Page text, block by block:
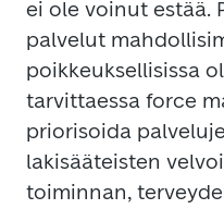
ei ole voinut estää.
palvelut
poikkeuksellisissa
tarvittaessa force
priorisoida
lakisääteisten
toiminnan,